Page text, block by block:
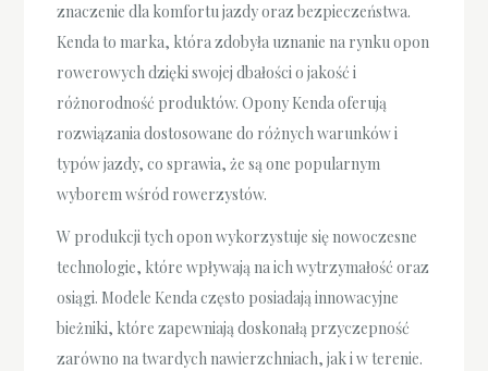
znaczenie dla komfortu jazdy oraz bezpieczeństwa.
Kenda to marka, która zdobyła uznanie na rynku opon
rowerowych dzięki swojej dbałości o jakość i
różnorodność produktów. Opony Kenda oferują
rozwiązania dostosowane do różnych warunków i
typów jazdy, co sprawia, że są one popularnym
wyborem wśród rowerzystów.
W produkcji tych opon wykorzystuje się nowoczesne
technologie, które wpływają na ich wytrzymałość oraz
osiągi. Modele Kenda często posiadają innowacyjne
bieżniki, które zapewniają doskonałą przyczepność
zarówno na twardych nawierzchniach, jak i w terenie.